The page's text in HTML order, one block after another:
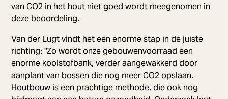
van CO2 in het hout niet goed wordt meegenomen in
deze beoordeling.
Van der Lugt vindt het een enorme stap in de juiste
richting: "Zo wordt onze gebouwenvoorraad een
enorme koolstofbank, verder aangewakkerd door
aanplant van bossen die nog meer CO2 opslaan.
Houtbouw is een prachtige methode, die ook nog